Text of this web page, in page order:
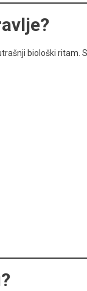
biološki ritam.